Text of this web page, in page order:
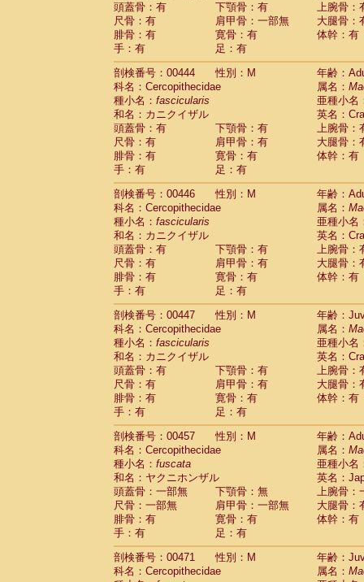
頭蓋骨：有
下顎骨：有
上腕骨：
尺骨：有
肩甲骨：一部無
大腿骨：
腓骨：有
寛骨：有
体幹：有
手：有
足：有
剖検番号：00444
性別：M
年齢：
科名：Cercopithecidae
属名：
種小名： fascicularis
亜種小名
和名：カニクイザル
英名：
頭蓋骨：有
下顎骨：有
上腕骨：
尺骨：有
肩甲骨：有
大腿骨：
腓骨：有
寛骨：有
体幹：有
手：有
足：有
剖検番号：00446
性別：M
年齢：
科名：Cercopithecidae
属名：
種小名： fascicularis
亜種小名
和名：カニクイザル
英名：
頭蓋骨：有
下顎骨：有
上腕骨：
尺骨：有
肩甲骨：有
大腿骨：
腓骨：有
寛骨：有
体幹：有
手：有
足：有
剖検番号：00447
性別：M
年齢：
科名：Cercopithecidae
属名：
種小名： fascicularis
亜種小名
和名：カニクイザル
英名：
頭蓋骨：有
下顎骨：有
上腕骨：
尺骨：有
肩甲骨：有
大腿骨：
腓骨：有
寛骨：有
体幹：有
手：有
足：有
剖検番号：00457
性別：M
年齢：
科名：Cercopithecidae
属名：
種小名： fuscata
亜種小名
和名：ヤクニホンザル
英名：
頭蓋骨：一部無
下顎骨：無
上腕骨：
尺骨：一部無
肩甲骨：一部無
大腿骨：
腓骨：有
寛骨：有
体幹：有
手：有
足：有
剖検番号：00471
性別：M
年齢：
科名：Cercopithecidae
属名：